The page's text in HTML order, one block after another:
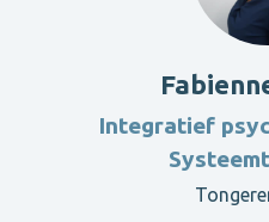
Integratief